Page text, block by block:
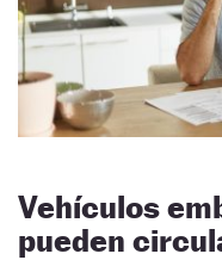
Vehículos
pueden